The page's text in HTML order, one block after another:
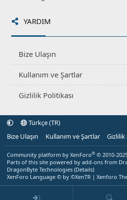
YARDIM
Bize Ulaşın
Kullanım ve Şartlar
Gizlilik Politikası
Türkçe (TR)
Bize Ulaşın
Kullanım ve Şartlar Gizlilik
Community platform by XenForo® © 2010-
Parts of this site powered by add-ons from
DragonByte Technologies (Details)
XenForo Language © by ©XenTR | Xenforo